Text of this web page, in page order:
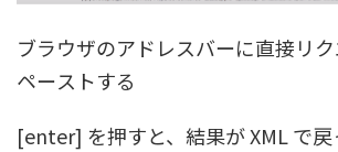
ブラウザのアドレスバーに直接リ
ペーストする
[enter] を押すと、結果が XML で戻